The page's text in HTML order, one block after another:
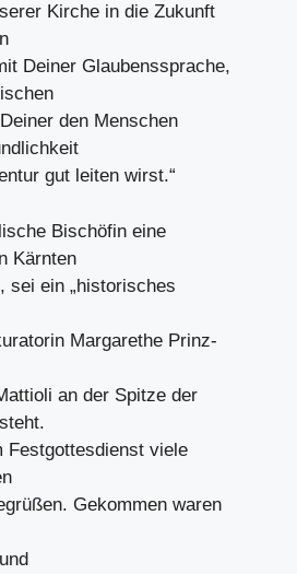
Kirche in die Zukunft
Deiner Glaubenssprache,
den Menschen
gut leiten wirst.“
Bischöfin eine
Kärnten
sei ein „historisches
Margarethe Prinz-
an der Spitze der
Festgottesdienst viele
Gekommen waren